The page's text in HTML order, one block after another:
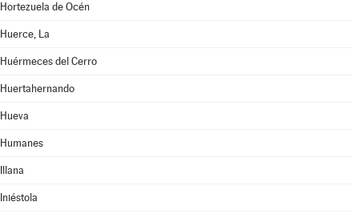
Hortezuela de Océn
Huerce, La
Huérmeces del Cerro
Huertahernando
Hueva
Humanes
Illana
Iniéstola